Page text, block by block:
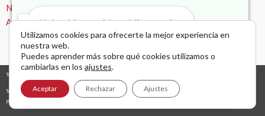
Noticias
Ayuda – Preguntas Frecuentes (FAQ)
Todos los derechos © 2026 Microzanjas, canalizaciones y apertura de zanjas. |
Términos y condiciones de uso Política de privacidad
AVISO LEGAL Y NAVEGACIÓN POR WEB
Política de cookies
Utilizamos cookies para ofrecerte la mejor experiencia en
nuestra web.
Puedes aprender más sobre qué cookies utilizamos o
cambiarlas en los ajustes.
Aceptar Rechazar Ajustes
Hola , bienvenido a Microzanjas
Abrir chat